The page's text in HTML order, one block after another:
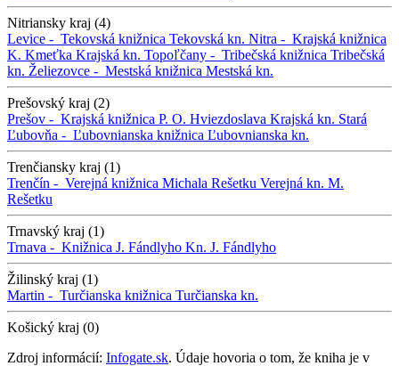
Nitriansky kraj (4)
Levice - Tekovská knižnica Tekovská kn. Nitra - Krajská knižnica
K. Kmeťka Krajská kn. Topoľčany - Tribečská knižnica Tribečská
kn. Želiezovce - Mestská knižnica Mestská kn.
Prešovský kraj (2)
Prešov - Krajská knižnica P. O. Hviezdoslava Krajská kn. Stará
Ľubovňa - Ľubovnianska knižnica Ľubovnianska kn.
Trenčiansky kraj (1)
Trenčín - Verejná knižnica Michala Rešetku Verejná kn. M.
Rešetku
Trnavský kraj (1)
Trnava - Knižnica J. Fándlyho Kn. J. Fándlyho
Žilinský kraj (1)
Martin - Turčianska knižnica Turčianska kn.
Košický kraj (0)
Zdroj informácií: Infogate.sk. Údaje hovoria o tom, že kniha je v